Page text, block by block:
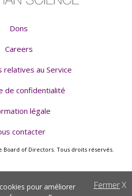
Dons
Careers
relatives au Service
de confidentialité
légale
contacter
Board of Directors. Tous droits réservés.
FermerX
pour améliorer